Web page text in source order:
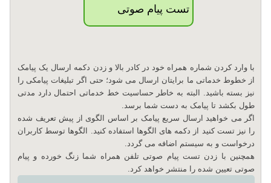
تست پیام صوتی
با وارد کردن شماره همراه خود در کادر بالا و زدن دکمه ارسال یک پیامک
از خطوط خدماتی ما برایتان ارسال می شود؛ حتی اگر تبلیغات پیامکی را
نیز بسته باشید. البته به خاطر حساسیت خط خدماتی احتمال دارد مدتی
طول بکشد تا پیامک به دست شما برسد.
اگر می خواهید ارسال سریع پیامک بر اساس الگوی از پیش تعریف شده
را نیز تست کنید از دکمه های الگوها استفاده کنید. الگوها توسط کاربران
درخواست و به سیستم اضافه می گردد.
همچنین با زدن تست پیام صوتی تلفن همراه شما زنگ خورده و پیام
صوتی تعیین شده را منتشر خواهد کرد.